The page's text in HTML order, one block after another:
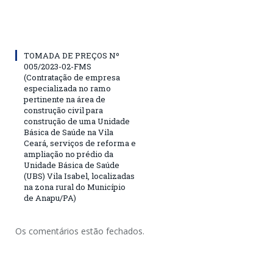
TOMADA DE PREÇOS Nº
005/2023-02-FMS
(Contratação de empresa
especializada no ramo
pertinente na área de
construção civil para
construção de uma Unidade
Básica de Saúde na Vila
Ceará, serviços de reforma e
ampliação no prédio da
Unidade Básica de Saúde
(UBS) Vila Isabel, localizadas
na zona rural do Município
de Anapu/PA)
Os comentários estão fechados.